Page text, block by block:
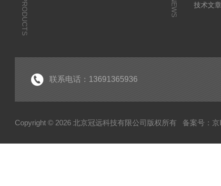
PRODUCTS NEWS 技术文
联系电话：13691365936
Copyright © 2026 北京冠远科技有限公司版权所有 备案号：